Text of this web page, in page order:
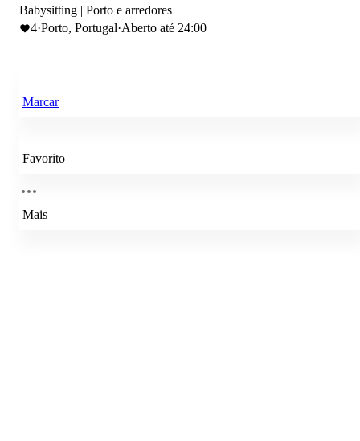
Babysitting | Porto e arredores
4·Porto, Portugal·Aberto até 24:00
Marcar
Favorito
Mais